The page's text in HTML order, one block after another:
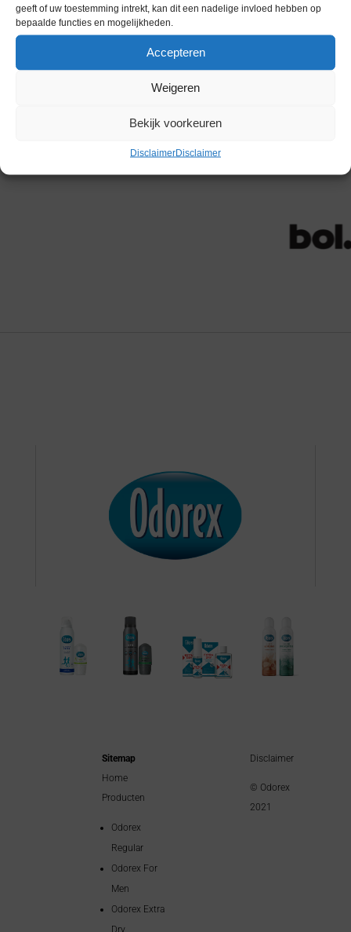
geeft of uw toestemming intrekt, kan dit een nadelige invloed hebben op
bepaalde functies en mogelijkheden.
Accepteren
Weigeren
Bekijk voorkeuren
DisclaimerDisclaimer
verkrijgbaar bij:
Sitemap
Home
Producten
Odorex
Regular
Odorex For
Men
Odorex Extra
Disclaimer
© Odorex
2021